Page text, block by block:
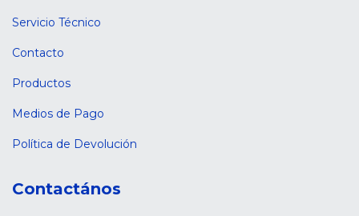
Servicio Técnico
Contacto
Productos
Medios de Pago
Política de Devolución
Contactános